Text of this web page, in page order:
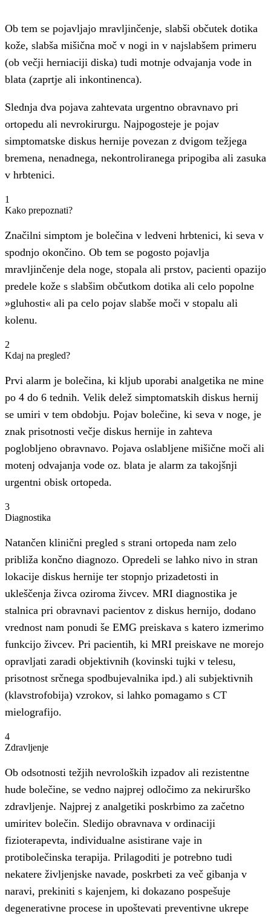
Ob tem se pojavljajo mravljinčenje, slabši občutek dotika
kože, slabša mišična moč v nogi in v najslabšem primeru
(ob večji herniaciji diska) tudi motnje odvajanja vode in
blata (zaprtje ali inkontinenca).
Slednja dva pojava zahtevata urgentno obravnavo pri
ortopedu ali nevrokirurgu. Najpogosteje je pojav
simptomatske diskus hernije povezan z dvigom težjega
bremena, nenadnega, nekontroliranega pripogiba ali zasuka
v hrbtenici.
1
Kako prepoznati?
Značilni simptom je bolečina v ledveni hrbtenici, ki seva v
spodnjo okončino. Ob tem se pogosto pojavlja
mravljinčenje dela noge, stopala ali prstov, pacienti opazijo
predele kože s slabšim občutkom dotika ali celo popolne
»gluhosti« ali pa celo pojav slabše moči v stopalu ali
kolenu.
2
Kdaj na pregled?
Prvi alarm je bolečina, ki kljub uporabi analgetika ne mine
po 4 do 6 tednih. Velik delež simptomatskih diskus hernij
se umiri v tem obdobju. Pojav bolečine, ki seva v noge, je
znak prisotnosti večje diskus hernije in zahteva
poglobljeno obravnavo. Pojava oslabljene mišične moči ali
motenj odvajanja vode oz. blata je alarm za takojšnji
urgentni obisk ortopeda.
3
Diagnostika
Natančen klinični pregled s strani ortopeda nam zelo
približa končno diagnozo. Opredeli se lahko nivo in stran
lokacije diskus hernije ter stopnjo prizadetosti in
ukleščenja živca oziroma živcev. MRI diagnostika je
stalnica pri obravnavi pacientov z diskus hernijo, dodano
vrednost nam ponudi še EMG preiskava s katero izmerimo
funkcijo živcev. Pri pacientih, ki MRI preiskave ne morejo
opravljati zaradi objektivnih (kovinski tujki v telesu,
prisotnost srčnega spodbujevalnika ipd.) ali subjektivnih
(klavstrofobija) vzrokov, si lahko pomagamo s CT
mielografijo.
4
Zdravljenje
Ob odsotnosti težjih nevroloških izpadov ali rezistentne
hude bolečine, se vedno najprej odločimo za nekirurško
zdravljenje. Najprej z analgetiki poskrbimo za začetno
umiritev bolečin. Sledijo obravnava v ordinaciji
fizioterapevta, individualne asistirane vaje in
protibolečinska terapija. Prilagoditi je potrebno tudi
nekatere življenjske navade, poskrbeti za več gibanja v
naravi, prekiniti s kajenjem, ki dokazano pospešuje
degenerativne procese in upoštevati preventivne ukrepe